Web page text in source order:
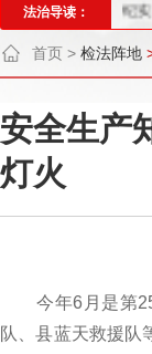
法治导读：
水源区保护纪实
首页 > 检法阵地
安全生产
灯火
今年6月是第25
队、县蓝天救援队